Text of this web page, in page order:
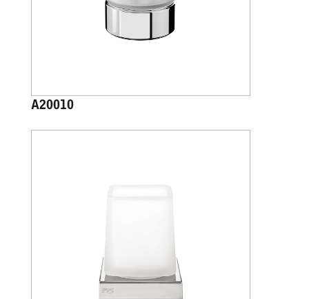
A20010